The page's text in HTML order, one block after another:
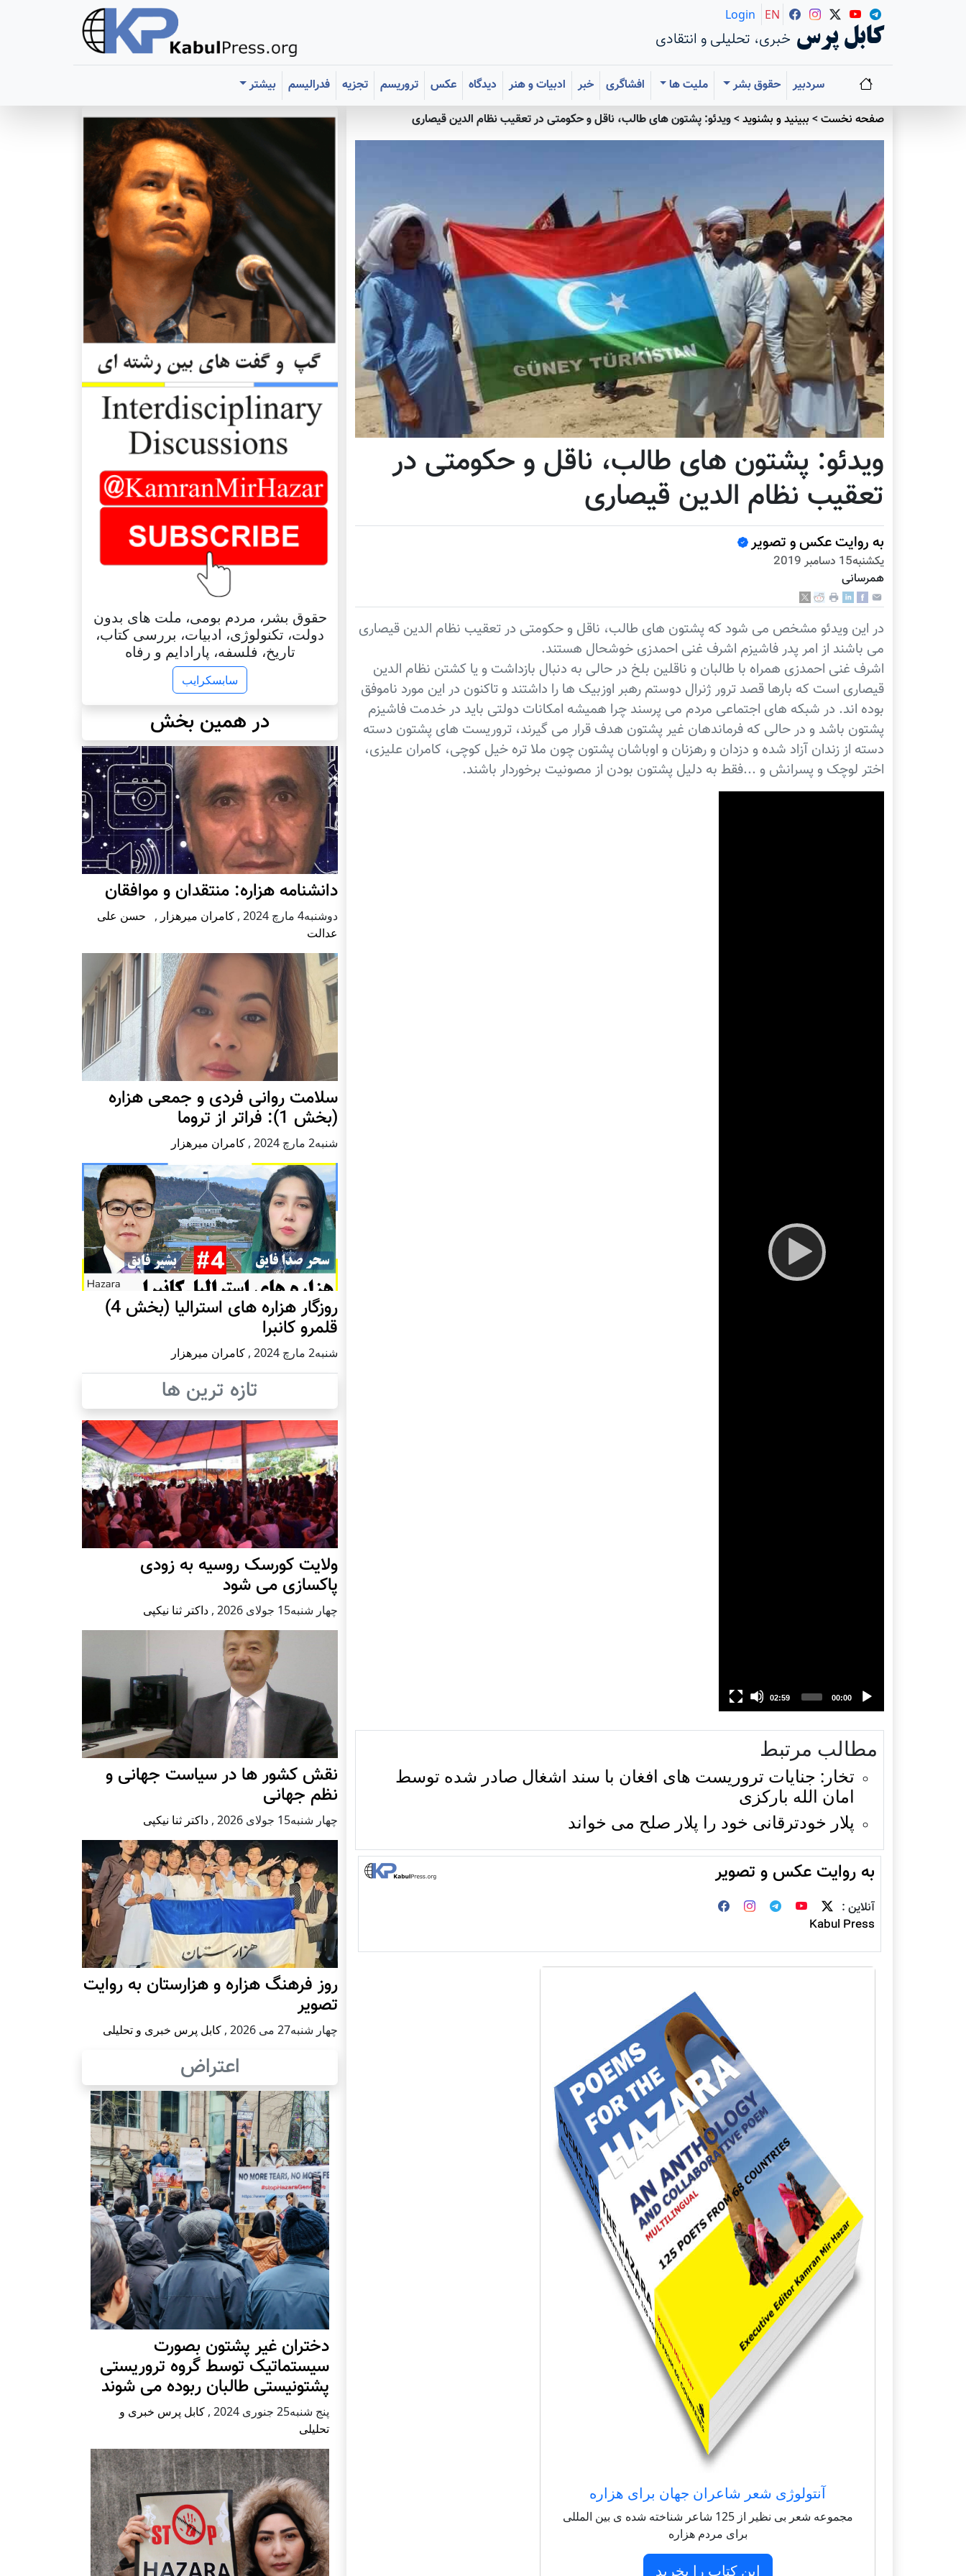
کابل پرس خبری، تحلیلی و انتقادی
Login EN
سردبیر حقوق بشر ملیت ها افشاگری خبر ادبیات و هنر دیدگاه عکس تروریسم تجزیه فدرالیسم
بیشتر
صفحه نخست> ببينيد و بشنويد>ویدئو: پشتون های طالب، ناقل و حکومتی در تعقیب نظام الدین قیصاری
ویدئو: پشتون های طالب، ناقل و حکومتی در
تعقیب نظام الدین قیصاری
به روایت عکس و تصویر
يكشنبه15 دسامبر 2019
همرسانی
در این ویدئو مشخص می شود که پشتون های طالب، ناقل و حکومتی در تعقیب نظام الدین قیصاری
می باشند از امر پدر فاشیزم اشرف غنی احمدزی خوشحال هستند.
اشرف غنی احمدزی همراه با طالبان و ناقلین بلخ در حالی به دنبال بازداشت و یا کشتن نظام الدین
قیصاری است که بارها قصد ترور ژنرال دوستم رهبر اوزبیک ها را داشتند و تاکنون در این مورد ناموفق
بوده اند. در شبکه های اجتماعی مردم می پرسند چرا همیشه امکانات دولتی باید در خدمت فاشیزم
پشتون باشد و در حالی که فرماندهان غیر پشتون هدف قرار می گیرند، تروریست های پشتون دسته
دسته از زندان آزاد شده و دزدان و رهزنان و اوباشان پشتون چون ملا تره خیل کوچی، کامران علیزی،
اختر لوچک و پسرانش و ...فقط به دلیل پشتون بودن از مصونیت برخوردار باشند.
Current
00:00
Total
duration
02:59
مطالب مرتبط
تخار: جنایات تروریست های افغان با سند اشغال صادر شده توسط
امان الله بارکزی
پلار خودترقانی خود را پلار صلح می خواند
به روایت عکس و تصویر
آنلاین :
Kabul Press
آنتولوژی شعر شاعران جهان برای هزاره
مجموعه شعر بی نظیر از 125 شاعر شناخته شده ی بین المللی
برای مردم هزاره
این کتاب را بخرید
حقوق بشر، مردم بومی، ملت های بدون
دولت، تکنولوژی، ادبیات، بررسی کتاب،
تاریخ، فلسفه، پارادایم و رفاه
سابسکرایب
در همین بخش
دانشنامه هزاره: منتقدان و موافقان
دوشنبه4 مارچ 2024 , کامران میرهزار , حسن علی
عدالت
سلامت روانی فردی و جمعی هزاره
(بخش 1): فراتر از تروما
شنبه2 مارچ 2024 , کامران میرهزار
روزگار هزاره های استرالیا (بخش 4)
قلمرو کانبرا
شنبه2 مارچ 2024 , کامران میرهزار
تازه ترین ها
ولایت کورسک روسیه به زودی
پاکسازی می شود
چهار شنبه15 جولای 2026 , داکتر ثنا نیکپی
نقش کشور ها در سیاست جهانی و
نظم جهانی
چهار شنبه15 جولای 2026 , داکتر ثنا نیکپی
روز فرهنگ هزاره و هزارستان به روایت
تصویر
چهار شنبه27 می 2026 , کابل پرس خبری و تحلیلی
اعتراض
دختران غیر پشتون بصورت
سیستماتیک توسط گروه تروریستی
پشتونیستی طالبان ربوده می شوند
پنج شنبه25 جنوری 2024 , کابل پرس خبری و
تحلیلی